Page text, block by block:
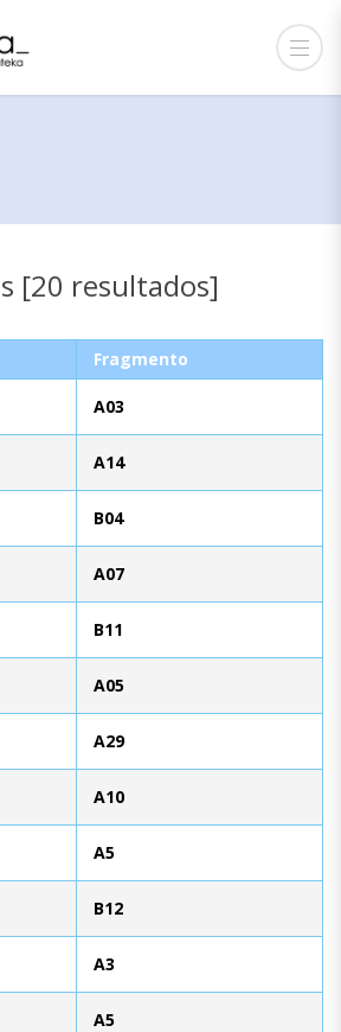
[20 resultados]
Fragmento
A03
A14
B04
A07
B11
A05
A29
A10
A5
B12
A3
A5